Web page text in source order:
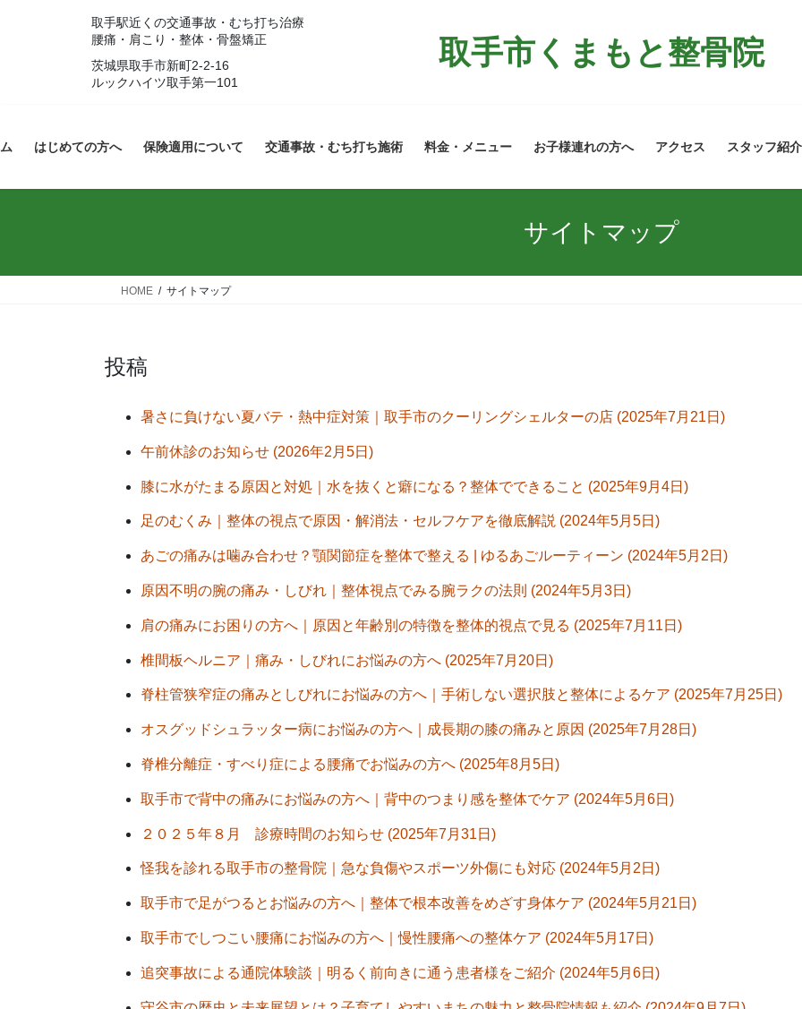
ス
ン
取手駅近くの交通事故・むち打ち治療
腰痛・肩こり・整体・骨盤矯正
茨城県取手市新町2-2-16
ルックハイツ取手第一101
取手市くまもと整骨院
はじめての方へ 保険適用について 交通事故・むち打ち施術 料金・メニュー お子様連れの方へ アクセス スタッフ紹介
サイトマップ
HOME サイトマップ
投稿
暑さに負けない夏バテ・熱中症対策｜取手市のクーリングシェルターの店 (2025年7月21日)
午前休診のお知らせ (2026年2月5日)
膝に水がたまる原因と対処｜水を抜くと癖になる？整体でできること (2025年9月4日)
足のむくみ｜整体の視点で原因・解消法・セルフケアを徹底解説 (2024年5月5日)
あごの痛みは噛み合わせ？顎関節症を整体で整える | ゆるあごルーティーン (2024年5月2日)
原因不明の腕の痛み・しびれ｜整体視点でみる腕ラクの法則 (2024年5月3日)
肩の痛みにお困りの方へ｜原因と年齢別の特徴を整体的視点で見る (2025年7月11日)
椎間板ヘルニア｜痛み・しびれにお悩みの方へ (2025年7月20日)
脊柱管狭窄症の痛みとしびれにお悩みの方へ｜手術しない選択肢と整体によるケア (2025年7月25日)
オスグッドシュラッター病にお悩みの方へ｜成長期の膝の痛みと原因 (2025年7月28日)
脊椎分離症・すべり症による腰痛でお悩みの方へ (2025年8月5日)
取手市で背中の痛みにお悩みの方へ｜背中のつまり感を整体でケア (2024年5月6日)
２０２５年８月 診療時間のお知らせ (2025年7月31日)
怪我を診れる取手市の整骨院｜急な負傷やスポーツ外傷にも対応 (2024年5月2日)
取手市で足がつるとお悩みの方へ｜整体で根本改善をめざす身体ケア (2024年5月21日)
取手市でしつこい腰痛にお悩みの方へ｜慢性腰痛への整体ケア (2024年5月17日)
追突事故による通院体験談｜明るく前向きに通う患者様をご紹介 (2024年5月6日)